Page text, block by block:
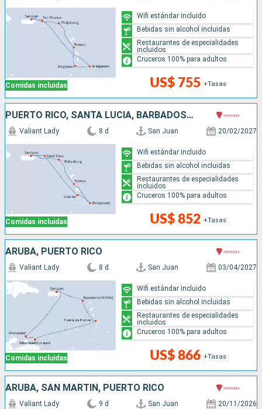
Comidas incluidas US$ 755 +Tasas
Wifi estándar incluido
Bebidas sin alcohol incluidas
Restaurantes de especialidades
incluidos
Cruceros 100% para adultos
PUERTO RICO, SANTA LUCIA, BARBADOS, DOMINICA, SAN MARTÍN
Comidas incluidas
Valiant Lady 8 d San Juan 20/02/2027
US$ 852 +Tasas
Wifi estándar incluido
Bebidas sin alcohol incluidas
Restaurantes de especialidades
incluidos
Cruceros 100% para adultos
ARUBA, PUERTO RICO
Comidas incluidas
Valiant Lady 8 d San Juan 03/04/2027
US$ 866 +Tasas
Wifi estándar incluido
Bebidas sin alcohol incluidas
Restaurantes de especialidades
incluidos
Cruceros 100% para adultos
ARUBA, SAN MARTÍN, PUERTO RICO
Valiant Lady 9 d San Juan 20/11/2026